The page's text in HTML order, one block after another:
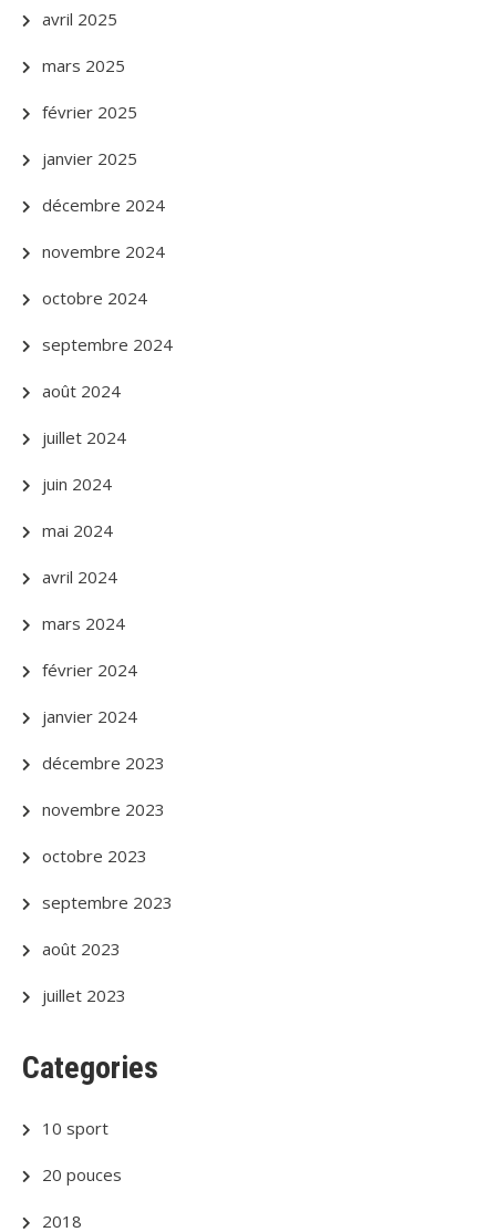
avril 2025
mars 2025
février 2025
janvier 2025
décembre 2024
novembre 2024
octobre 2024
septembre 2024
août 2024
juillet 2024
juin 2024
mai 2024
avril 2024
mars 2024
février 2024
janvier 2024
décembre 2023
novembre 2023
octobre 2023
septembre 2023
août 2023
juillet 2023
Categories
10 sport
20 pouces
2018